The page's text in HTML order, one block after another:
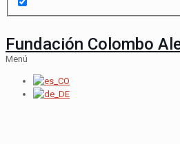
Fundación Colombo
Menú